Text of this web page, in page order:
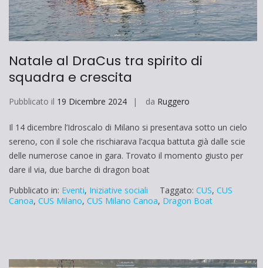
Natale al DraCus tra spirito di
squadra e crescita
Pubblicato il 19 Dicembre 2024 da Ruggero
Il 14 dicembre l’Idroscalo di Milano si presentava sotto un cielo
sereno, con il sole che rischiarava l’acqua battuta già dalle scie
delle numerose canoe in gara. Trovato il momento giusto per
dare il via, due barche di dragon boat
Pubblicato in: Eventi, Iniziative sociali Taggato: CUS, CUS
Canoa, CUS Milano, CUS Milano Canoa, Dragon Boat